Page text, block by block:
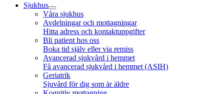
Sjukhus
Våra sjukhus
Avdelningar och mottagningar
Hitta adress och kontaktuppgifter
Bli patient hos oss
Boka tid själv eller via remiss
Avancerad sjukvård i hemmet
Få avancerad sjukvård i hemmet (ASIH)
Geriatrik
Sjuvård för dig som är äldre